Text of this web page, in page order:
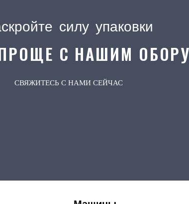
силу упаковки
С НАШИМ
СВЯЖИТЕСЬ С НАМИ СЕЙЧАС